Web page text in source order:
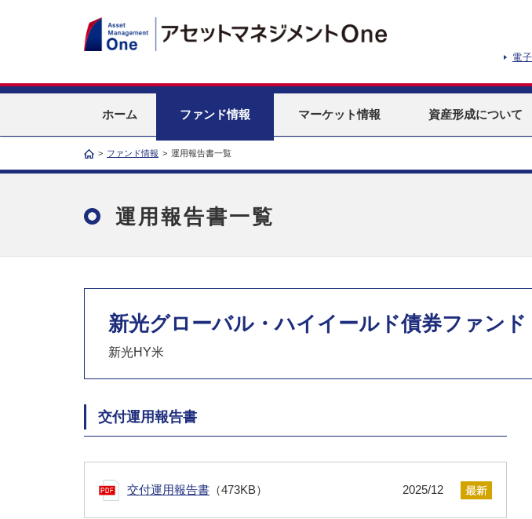
電
ホーム ファンド情報 マーケット情報 資産形成について
> ファンド情報 > 運用報告書一覧
運用報告書一覧
新光グローバル・ハイイールド債券ファンド
新光HY米
交付運用報告書
交付運用報告書 （473KB） 2025/12